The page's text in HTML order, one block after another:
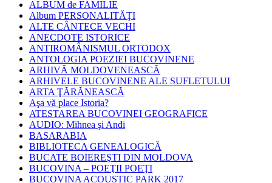
ALBUM de FAMILIE
Album PERSONALITĂŢI
ALTE CÂNTECE VECHI
ANECDOTE ISTORICE
ANTIROMÂNISMUL ORTODOX
ANTOLOGIA POEZIEI BUCOVINENE
ARHIVĂ MOLDOVENEASCĂ
ARHIVELE BUCOVINENE ALE SUFLETULUI
ARTA ŢĂRĂNEASCĂ
Aşa vă place Istoria?
ATESTAREA BUCOVINEI GEOGRAFICE
AUDIO: Mihnea şi Andi
BASARABIA
BIBLIOTECA GENEALOGICĂ
BUCATE BOIEREŞTI DIN MOLDOVA
BUCOVINA – POEŢII POEŢI
BUCOVINA ACOUSTIC PARK 2017